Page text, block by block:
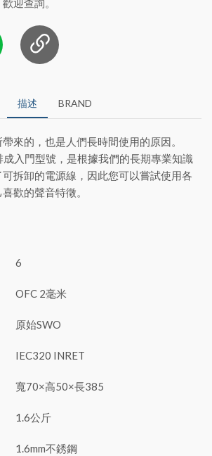
描述 BRAND
來的，也是人們長時間使用的原因。
成入門型號，是根據我們的長期專業知識
拆卸的電源線，因此您可以嘗試使用各
歡的聲音特徵。
6
OFC 2毫米
原始SWO
IEC320 INRET
寬70×高50×長385
1.6公斤
1.6mm不銹鋼